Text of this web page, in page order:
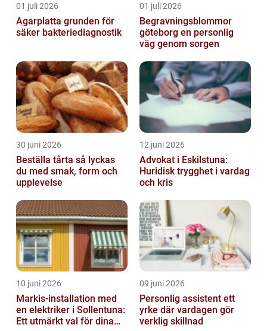
01 juli 2026
Agarplatta grunden för
säker bakteriediagnostik
01 juli 2026
Begravningsblommor
göteborg en personlig
väg genom sorgen
30 juni 2026
Beställa tårta så lyckas
du med smak, form och
upplevelse
12 juni 2026
Advokat i Eskilstuna:
Huridisk trygghet i vardag
och kris
10 juni 2026
Markis-installation med
en elektriker i Sollentuna:
Ett utmärkt val för dina
09 juni 2026
Personlig assistent ett
yrke där vardagen gör
verklig skillnad